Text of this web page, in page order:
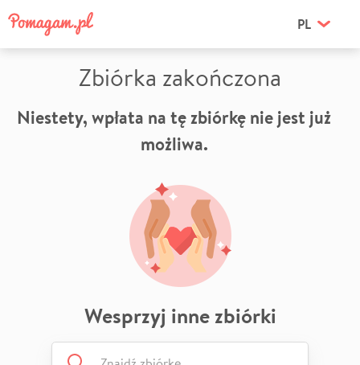
PL
Zbiórka zakończona
Niestety, wpłata na tę zbiórkę nie jest już
możliwa.
Wesprzyj inne zbiórki